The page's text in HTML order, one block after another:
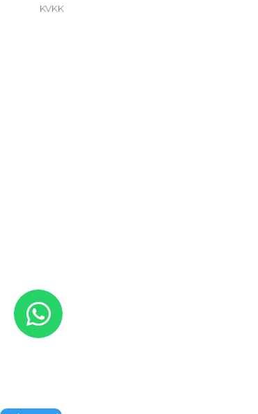
KVKK